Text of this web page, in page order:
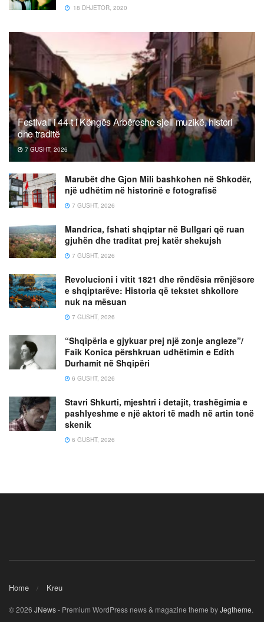
18 DHJETOR, 2020
Festivali i 44-t i Këngës Arbëreshe sjell muzikë, histori
dhe traditë
7 GUSHT, 2026
Marubët dhe Gjon Mili bashkohen në Shkodër,
një udhëtim në historinë e fotografisë
7 GUSHT, 2026
Mandrica, fshati shqiptar në Bullgari që ruan
gjuhën dhe traditat prej katër shekujsh
7 GUSHT, 2026
Revolucioni i vitit 1821 dhe rëndësia rrënjësore
e shqiptarëve: Historia që tekstet shkollore
nuk na mësuan
7 GUSHT, 2026
“Shqipëria e gjykuar prej një zonje angleze”/
Faik Konica përshkruan udhëtimin e Edith
Durhamit në Shqipëri
6 GUSHT, 2026
Stavri Shkurti, mjeshtri i detajit, trashëgimia e
pashlyeshme e një aktori të madh në artin tonë
skenik
6 GUSHT, 2026
Home Kreu
© 2026 JNews- Premium WordPress news & magazine theme byJegtheme.